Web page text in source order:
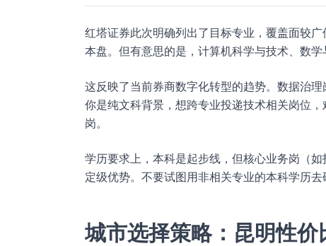
红塔证券此次明确列出了目标专业，覆盖面较
本盘。但有意思的是，计算机科学与技术、数
这反映了当前券商数字化转型的趋势。数据治
你是纯文科背景，想跨专业投递技术相关岗位
岗。
学历要求上，本科是起步线，但核心业务岗（
定级优势。不要试图用非相关专业的本科学历
城市选择策略：昆明性